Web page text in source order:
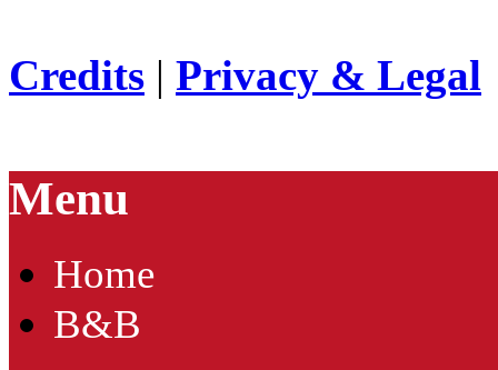
Credits | Privacy & Legal
Menu
Home
B&B